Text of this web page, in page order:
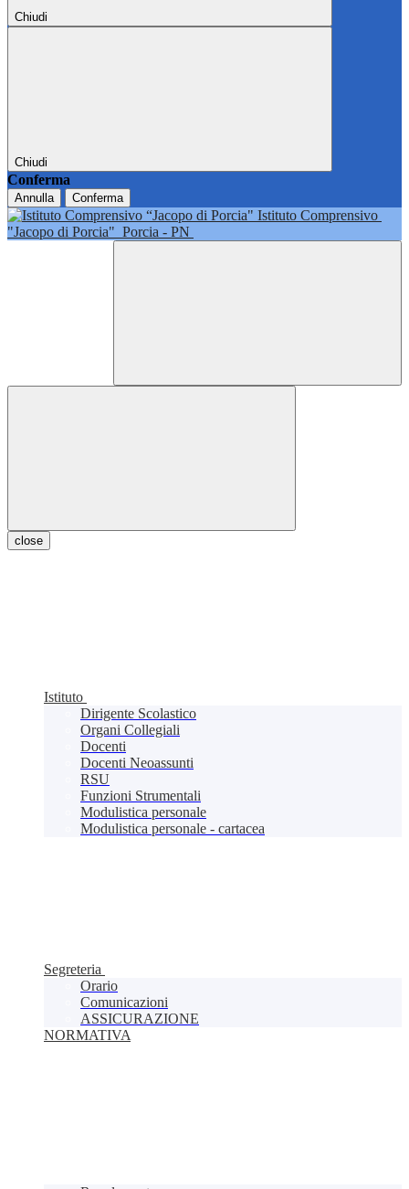
Chiudi
Chiudi
Conferma
Annulla Conferma
Istituto Comprensivo
"Jacopo di Porcia" Porcia - PN
close
Istituto
Dirigente Scolastico
Organi Collegiali
Docenti
Docenti Neoassunti
RSU
Funzioni Strumentali
Modulistica personale
Modulistica personale - cartacea
Segreteria
Orario
Comunicazioni
ASSICURAZIONE
NORMATIVA